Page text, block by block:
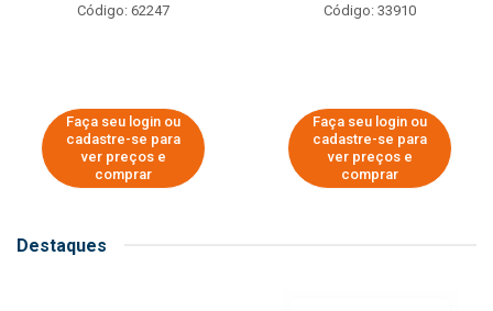
Código: 62247
Faça seu login ou
cadastre-se para
ver preços e
comprar
Código: 33910
Faça seu login ou
cadastre-se para
ver preços e
comprar
Destaques